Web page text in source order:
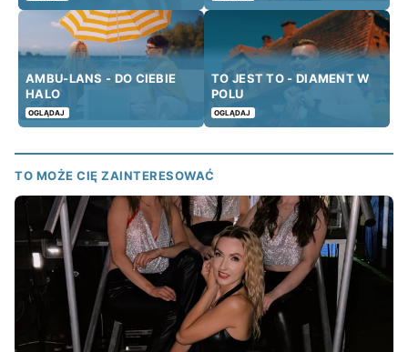
AMBU-LANS - DO CIEBIE
HALO
OGLĄDAJ
TO JEST TO - DIAMENT W
POLU
OGLĄDAJ
TO MOŻE CIĘ ZAINTERESOWAĆ